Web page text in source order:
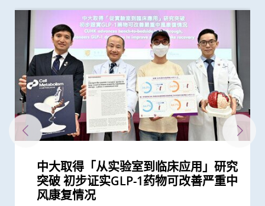
中大取得「从实验室到临床应用」研究
突破 初步证实GLP-1药物可改善严重中
风康复情况
中大响应「世界脑健康日2022」 吁预
防脑小血管病以减中风及认知障碍症风
险
中大研发磁控螺旋微导管助精准、安全
及快速治疗中远端脑血管栓塞
研究
中大研发新型纳米机械人增强溶栓效果
助减中风患者脑损伤
研究
中大研究发现房颤病人若中风后随意更
换抗凝血药或加剧复发风险
研究
中大全球首证由人工智能技术研发出的
磁力共振脑扫描指数 能有效临床侦测
三类早期认知障碍疾病
中大研究发现心房颤动引致中风个案15
年间上升3倍 宜及早服用抗凝血药预防
中风
中大全球首创手术机械人多功能自动化
具身智能平台 完成活体动物验证
外科创新技术
中大与北大亚洲首项临床研究发现 数
码化失眠介入程式可降低青年失眠患者
抑郁症发病率逾四成
中大与东南亚及英国学府共同研究 为
大型语言模型在公共衞生研究中的角色
带来崭新见解
中大医学院成全球首个测试AI辅助上消
化道内镜系统基地 有望提升早期胃癌
检测准确度及协助培训内镜医生
港中大威院率先引入低场磁力共振 推
动全港首个一站式紧急中风诊治模式
研究
中大「全自动视网膜图像分析」证有效
评估自闭症及抑郁症风险 获第49届日
内瓦国际发明展三项大奖
中大医学院研发的手机程式有效评估抑
郁症
研究
中大分析文字报告发现新冠症状会随病
毒变异及疫苗接种情况改变 并证实人
工智能大型语言模型有助传染病研究
中大医学院证实以AI辅助大肠内窥镜检
查 腺瘤检测率增加四成 并成功训练AI
辅助早期消化道癌症治疗
中大研究团队开发新一代人工智能系统
自动分析新冠肺炎CT影像
研究
中大为5,000港人免费验脑 开展人口
基础研究追踪本港脑健康状况
研究
中大倡议新药物治疗标准逆转脑血管硬
化
研究
中大提倡结合房颤筛查及药物教育 助
长者减低中风风险
临床服务
头颈放射治疗增中风风险 中大证实
「颈动脉支架成型术」成效显著
研究
中大研究发现新一代口服薄血药助亚洲
房颤患者预防中风成效更佳
研究
中大与理大携手在威院推行24小时远程
中风溶栓治疗服务
临床服务
中大证实体外反搏法有效增加缺血性中
风者的脑血流供应
研究
亚洲病人新喜讯 中大最新临床研究
脑支架扩阔窄血管 手术成功率近九成
六 有效预防缺血性中风
中大证实为颈血管狭窄进行支架成型治
疗及 为心脏衰竭患者植入心脏肌肉收
缩调节器成效显着